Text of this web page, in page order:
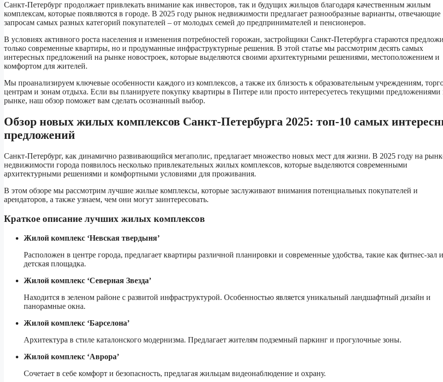
Санкт-Петербург продолжает привлекать внимание как инвесторов, так и будущих жильцов благодаря качественным жилым
комплексам, которые появляются в городе. В 2025 году рынок недвижимости предлагает разнообразные варианты, отвечающие
запросам самых разных категорий покупателей – от молодых семей до предпринимателей и пенсионеров.
В условиях активного роста населения и изменения потребностей горожан, застройщики Санкт-Петербурга стараются
только современные квартиры, но и продуманные инфраструктурные решения. В этой статье мы рассмотрим десять самых
интересных предложений на рынке новостроек, которые выделяются своими архитектурными решениями, местоположением и
комфортом для жителей.
Мы проанализируем ключевые особенности каждого из комплексов, а также их близость к образовательным учреждениям,
центрам и зонам отдыха. Если вы планируете покупку квартиры в Питере или просто интересуетесь текущими предложениями
рынке, наш обзор поможет вам сделать осознанный выбор.
Обзор новых жилых комплексов Санкт-Петербурга 2025: топ-10 самых
предложений
Санкт-Петербург, как динамично развивающийся мегаполис, предлагает множество новых мест для жизни. В 2025 году на
недвижимости города появилось несколько привлекательных жилых комплексов, которые выделяются современными
архитектурными решениями и комфортными условиями для проживания.
В этом обзоре мы рассмотрим лучшие жилые комплексы, которые заслуживают внимания потенциальных покупателей и
арендаторов, а также узнаем, чем они могут заинтересовать.
Краткое описание лучших жилых комплексов
Жилой комплекс ‘Невская твердыня’
Расположен в центре города, предлагает квартиры различной планировки и современные удобства, такие как фитнес-зал и
детская площадка.
Жилой комплекс ‘Северная Звезда’
Находится в зеленом районе с развитой инфраструктурой. Особенностью является уникальный ландшафтный дизайн и
панорамные окна.
Жилой комплекс ‘Барселона’
Архитектура в стиле каталонского модернизма. Предлагает жителям подземный паркинг и прогулочные зоны.
Жилой комплекс ‘Аврора’
Сочетает в себе комфорт и безопасность, предлагая жильцам видеонаблюдение и охрану.